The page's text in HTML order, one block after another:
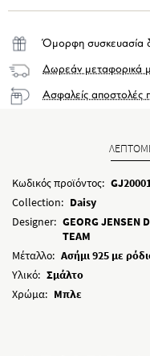
Όμορφη συσκευασία
Δωρεάν μεταφορικά
Ασφαλείς αποστολές
Κωδικός προϊόντος:
Collection: Daisy
Designer: GEORG JENSEN
TEAM
Μέταλλο: Ασήμι 925 με
Υλικό: Σμάλτο
Χρώμα: Μπλε